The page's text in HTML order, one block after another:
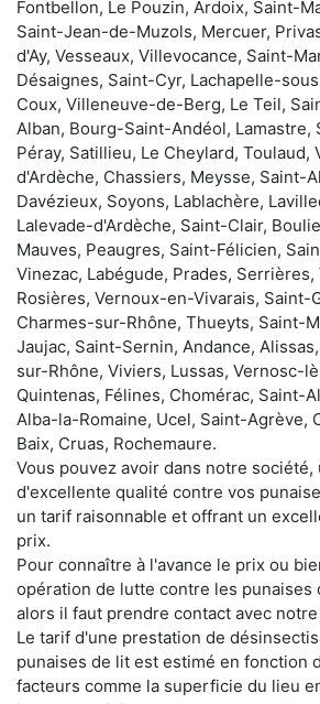
Fontbellon, Le Pouzin, Ardoix, Saint-
Saint-Jean-de-Muzols, Mercuer,
d'Ay, Vesseaux, Villevocance, Saint-
Désaignes, Saint-Cyr, Lachapelle-
Coux, Villeneuve-de-Berg, Le Teil,
Alban, Bourg-Saint-Andéol, Lamastre,
Péray, Satillieu, Le Cheylard, Toulaud,
d'Ardèche, Chassiers, Meysse, Saint-
Davézieux, Soyons, Lablachère,
Lalevade-d'Ardèche, Saint-Clair,
Mauves, Peaugres, Saint-Félicien,
Vinezac, Labégude, Prades,
Rosières, Vernoux-en-Vivarais, Saint-
Charmes-sur-Rhône, Thueyts, Saint-
Jaujac, Saint-Sernin, Andance,
sur-Rhône, Viviers, Lussas, Vernosc-
Quintenas, Félines, Chomérac, Saint-
Alba-la-Romaine, Ucel, Saint-Agrève,
Baix, Cruas, Rochemaure.
Vous pouvez avoir dans notre société,
d'excellente qualité contre vos
un tarif raisonnable et offrant un
prix.
Pour connaître à l'avance le prix ou
opération de lutte contre les punaises
alors il faut prendre contact avec
Le tarif d'une prestation de
punaises de lit est estimé en fonction
facteurs comme la superficie du lieu